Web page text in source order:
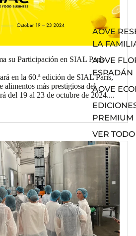
AOVE
LA
AOVE
ESPADÁN
AOVE
PREMIUM
VER TODO
su Participación en SIAL París
en la 60.ª edición de SIAL París,
alimentos más prestigiosa del
del 19 al 23 de octubre de 2024....